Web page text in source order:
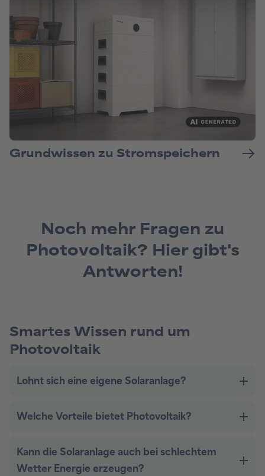
Noch mehr Fragen zu
Photovoltaik? Hier gibt's
Antworten!
Smartes Wissen rund um
Photovoltaik